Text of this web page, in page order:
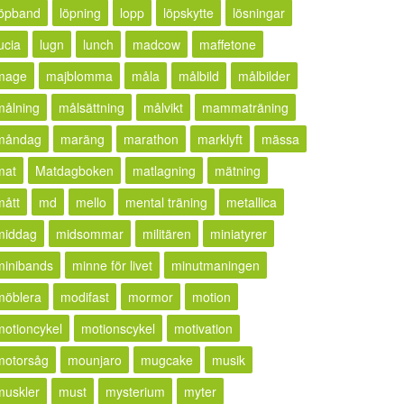
löpning lopp löpskytte
lösningar
lugn lunch madcow
maffetone
majblomma måla målbild
målbilder
målsättning målvikt
mammaträning
maräng marathon marklyft
mässa
Matdagboken matlagning
mätning
md mello mental träning
metallica
midsommar militären
miniatyrer
minne för livet
minutmaningen
modifast mormor
motion
motionscykel
motivation
mounjaro mugcake
musik
must mysterium myter